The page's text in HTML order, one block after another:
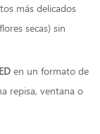
más delicados
secas) sin
en un formato de
repisa, ventana o